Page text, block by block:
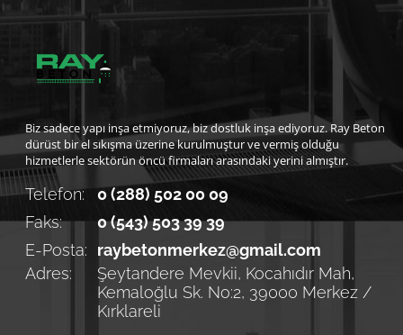
Biz sadece yapı inşa etmiyoruz, biz dostluk inşa ediyoruz. Ray Beton
dürüst bir el sıkışma üzerine kurulmuştur ve vermiş olduğu
hizmetlerle sektörün öncü firmaları arasındaki yerini almıştır.
Telefon:
0 (288) 502 00 09
Faks:
0 (543) 503 39 39
E-Posta:
raybetonmerkez@gmail.com
Adres:
Şeytandere Mevkii, Kocahıdır Mah,
Kemaloğlu Sk. No:2, 39000 Merkez /
Kırklareli